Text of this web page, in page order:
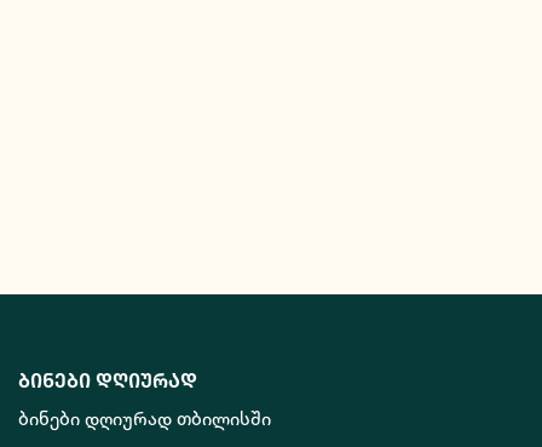
ბინები დღიურად
ბინები დღიურად თბილისში